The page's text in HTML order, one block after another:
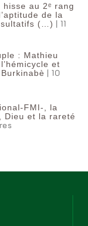
au 2ᵉ rang
de la
(…) | 11
: Mathieu
et
| 10
FMI-, la
Dieu et la rareté